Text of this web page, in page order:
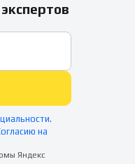
.
на
Яндекс